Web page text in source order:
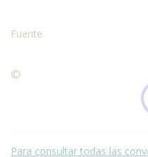
Fuente
©
Para consultar todas las